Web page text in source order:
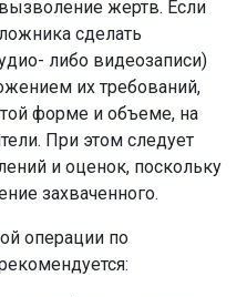
жертв. Если
сделать
либо видеозаписи)
их требований,
форме и объеме, на
При этом следует
и оценок, поскольку
захваченного.
операции по